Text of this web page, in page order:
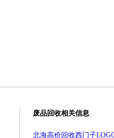
废品回收相关信息
北海高价回收西门子